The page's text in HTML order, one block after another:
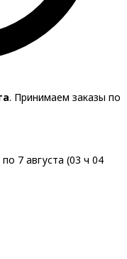
. Принимаем заказы по
7 августа (03 ч 04